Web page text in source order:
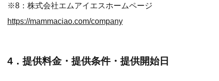
※8：株式会社エムアイエスホームページ
https://mammaciao.com/company
4．提供料金・提供条件・提供開始日